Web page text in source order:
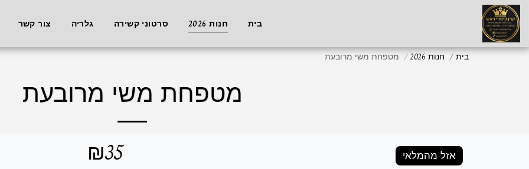
בית חנות 2026 סרטוני קשירה גלריה צור קשר
בית חנות 2026 מטפחת משי מרובעת
מטפחת משי מרובעת
אזל מהמלאי ₪35